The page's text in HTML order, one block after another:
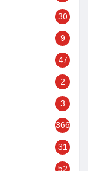
30
9
47
2
3
366
31
52